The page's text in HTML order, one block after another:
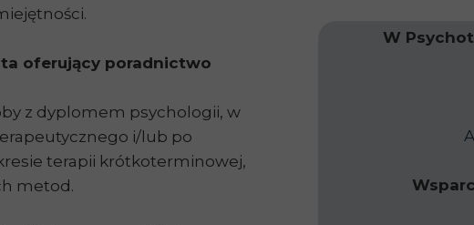
W
oferujący poradnictwo
z dyplomem psychologii, w
i/lub po
terapii krótkoterminowej,
metod.